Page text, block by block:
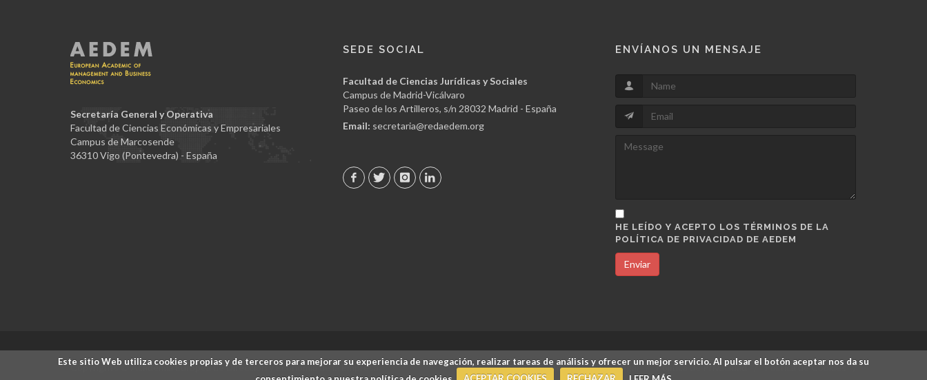
Secretaría General y Operativa
Facultad de Ciencias Económicas y Empresariales
Campus de Marcosende
36310 Vigo (Pontevedra) - España
SEDE SOCIAL
Facultad de Ciencias Jurídicas y Sociales
Campus de Madrid-Vicálvaro
Paseo de los Artilleros, s/n 28032 Madrid - España
Email: secretaria@redaedem.org
ENVÍANOS UN MENSAJE
HE LEÍDO Y ACEPTO LOS TÉRMINOS DE LA
POLÍTICA DE PRIVACIDAD DE AEDEM
Enviar
Copyrights © Academia Europea de Dirección y Economía de la Empresa. Inicio / Aviso Legal / Política de Privacidad / Política de Cookies
/
Este sitio Web utiliza cookies propias y de terceros para mejorar su experiencia de navegación, realizar tareas de análisis y ofrecer un mejor servicio. Al pulsar el botón aceptar nos da su